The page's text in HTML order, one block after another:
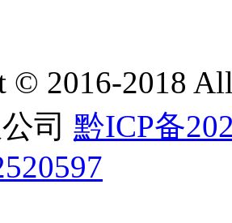
© 2016-2018
司 黔ICP备